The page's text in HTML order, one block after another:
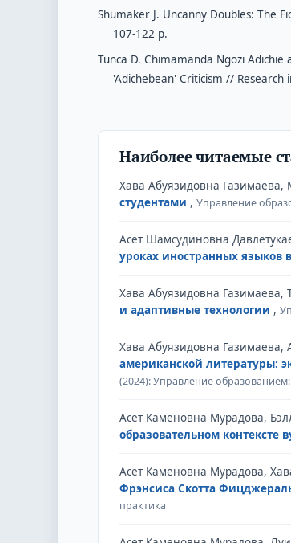
Shumaker J. Uncanny Doubles: The
107-122 p.
Tunca D. Chimamanda Ngozi
'Adichebean' Criticism //
Наиболее читаемые
Хава Абуязидовна
студентами , Управление
Асет Шамсудиновна
уроках иностранных языков
Хава Абуязидовна
и адаптивные технологии ,
Хава Абуязидовна Газимаева,
американской литературы:
(2024): Управление
Асет Каменовна Мурадова,
образовательном контексте
Асет Каменовна Мурадова,
Фрэнсиса Скотта
практика